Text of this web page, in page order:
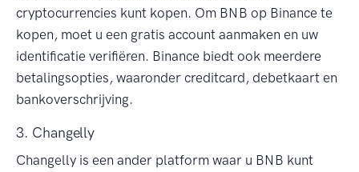
cryptocurrencies kunt kopen. Om BNB op Binance te
kopen, moet u een gratis account aanmaken en uw
identificatie verifiëren. Binance biedt ook meerdere
betalingsopties, waaronder creditcard, debetkaart en
bankoverschrijving.
3. Changelly
Changelly is een ander platform waar u BNB kunt